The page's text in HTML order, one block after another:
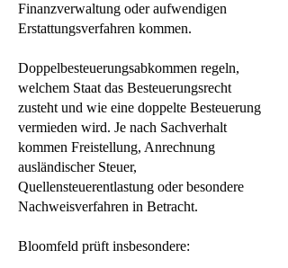
Finanzverwaltung oder aufwendigen
Erstattungsverfahren kommen.
Doppelbesteuerungsabkommen regeln,
welchem Staat das Besteuerungsrecht
zusteht und wie eine doppelte Besteuerung
vermieden wird. Je nach Sachverhalt
kommen Freistellung, Anrechnung
ausländischer Steuer,
Quellensteuerentlastung oder besondere
Nachweisverfahren in Betracht.
Bloomfeld prüft insbesondere: